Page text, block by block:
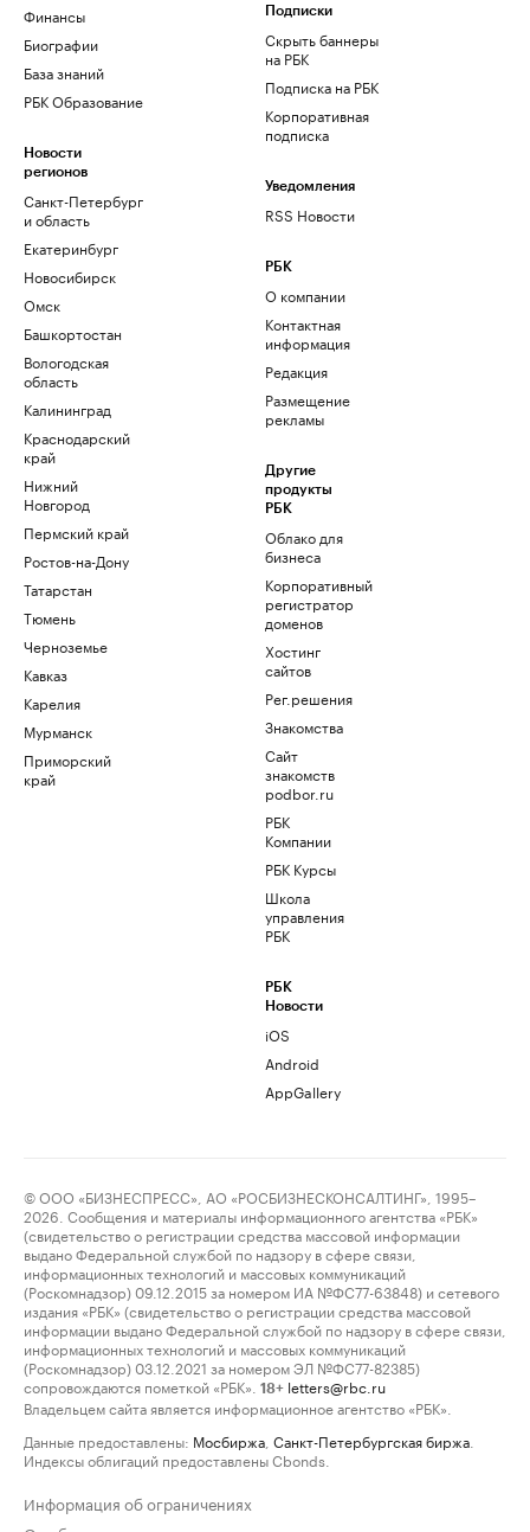
Финансы
Биографии
База знаний
РБК Образование
Новости
регионов
Санкт-Петербург
и область
Екатеринбург
Новосибирск
Омск
Башкортостан
Вологодская
область
Калининград
Краснодарский
край
Нижний
Новгород
Пермский край
Ростов-на-Дону
Татарстан
Тюмень
Черноземье
Кавказ
Карелия
Мурманск
Приморский
край
Подписки
Скрыть баннеры
на РБК
Подписка на РБК
Корпоративная
подписка
Уведомления
RSS Новости
РБК
О компании
Контактная
информация
Редакция
Размещение
рекламы
Другие
продукты
РБК
Облако для
бизнеса
Корпоративный
регистратор
доменов
Хостинг
сайтов
Рег.решения
Знакомства
Сайт
знакомств
podbor.ru
РБК
Компании
РБК Курсы
Школа
управления
РБК
РБК
Новости
iOS
Android
AppGallery
© ООО «БИЗНЕСПРЕСС», АО «РОСБИЗНЕСКОНСАЛТИНГ», 1995–
2026. Сообщения и материалы информационного агентства «РБК»
(свидетельство о регистрации средства массовой информации
выдано Федеральной службой по надзору в сфере связи,
информационных технологий и массовых коммуникаций
(Роскомнадзор) 09.12.2015 за номером ИА №ФС77-63848) и сетевого
издания «РБК» (свидетельство о регистрации средства массовой
информации выдано Федеральной службой по надзору в сфере связи,
информационных технологий и массовых коммуникаций
(Роскомнадзор) 03.12.2021 за номером ЭЛ №ФС77-82385)
сопровождаются пометкой «РБК».
18+ letters@rbc.ru
Владельцем сайта является информационное агентство «РБК».
Данные предоставлены: Мосбиржа Санкт-Петербургская биржа
Индексы облигаций предоставлены Cbonds.
Информация об ограничениях